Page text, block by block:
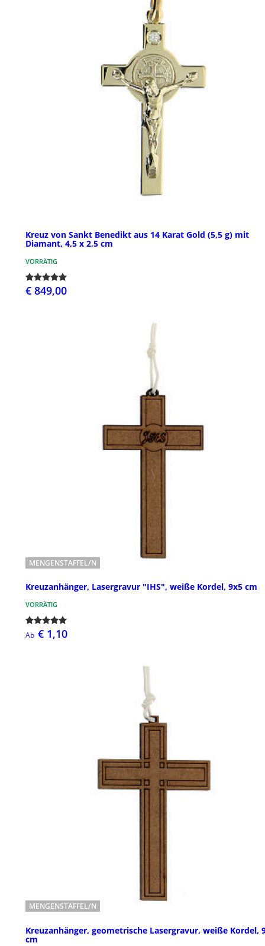
Kreuz von Sankt Benedikt aus 14 Karat Gold (5,5 g) mit
Diamant, 4,5 x 2,5 cm
VORRÄTIG
€ 849,00
MENGENSTAFFEL/N
Kreuzanhänger, Lasergravur "IHS", weiße Kordel, 9x5 cm
VORRÄTIG
Ab € 1,10
MENGENSTAFFEL/N
Kreuzanhänger, geometrische Lasergravur, weiße Kordel,
cm